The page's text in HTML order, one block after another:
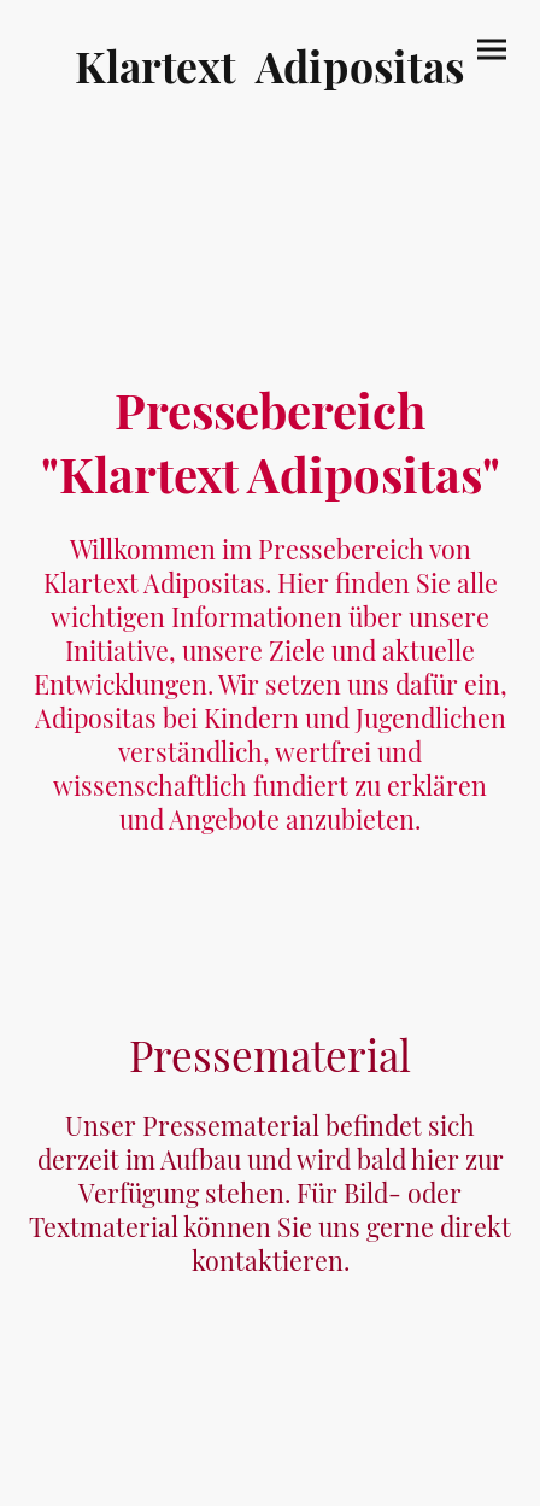
Klartext Adipositas
Pressebereich
"Klartext Adipositas"
Willkommen im Pressebereich von
Klartext Adipositas. Hier finden Sie alle
wichtigen Informationen über unsere
Initiative, unsere Ziele und aktuelle
Entwicklungen. Wir setzen uns dafür ein,
Adipositas bei Kindern und Jugendlichen
verständlich, wertfrei und
wissenschaftlich fundiert zu erklären
und Angebote anzubieten.
Pressematerial
Unser Pressematerial befindet sich
derzeit im Aufbau und wird bald hier zur
Verfügung stehen. Für Bild- oder
Textmaterial können Sie uns gerne direkt
kontaktieren.